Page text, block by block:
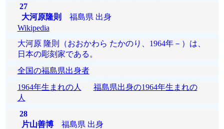
27
大河原隆則
福島県 出身
Wikipedia
大河原 隆則（おおかわら たかのり、1964年－）は、
日本の彫刻家である。
全国の福島県出身者
1964年生まれの人
福島県出身の1964年生まれの
人
28
片山善博福島県 出身